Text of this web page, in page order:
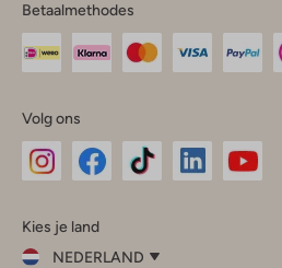
Betaalmethodes
Volg ons
InstagramFacebook
Kies je land
NEDERLAND